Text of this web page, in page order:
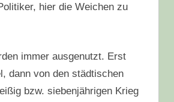
hier die Weichen zu
immer ausgenutzt. Erst
dann von den städtischen
bzw. siebenjährigen Krieg